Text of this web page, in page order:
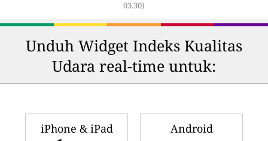
03.30)
Unduh Widget Indeks Kualitas
Udara real-time untuk:
iPhone & iPad Android